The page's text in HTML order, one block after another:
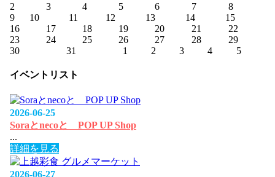
2
3 4 5 6 7
8
9
10 11 12 13 14
15
16
17 18 19 20 21
22
23
24 25 26 27 28
29
30
31 1 2 3 4 5
イベントリスト
2026-06-25
Soraとnecoと POP UP Shop
...
詳細を見る
2026-06-27